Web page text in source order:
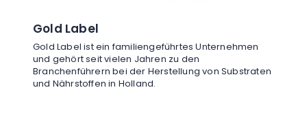
Gold Label
Gold Label ist ein familiengeführtes Unternehmen
und gehört seit vielen Jahren zu den
Branchenführern bei der Herstellung von Substraten
und Nährstoffen in Holland.